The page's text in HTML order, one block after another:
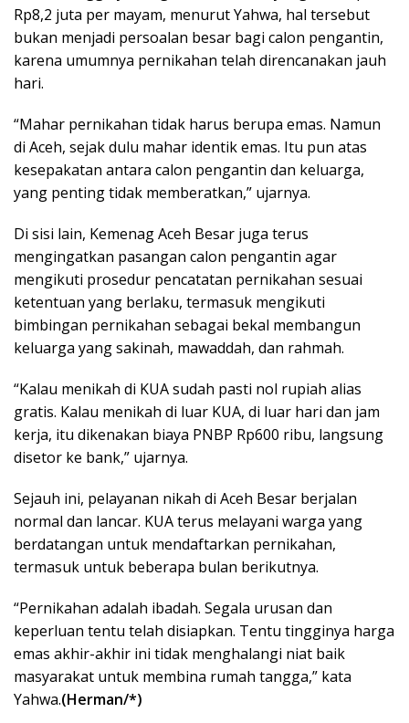
Rp8,2 juta per mayam, menurut Yahwa, hal tersebut
bukan menjadi persoalan besar bagi calon pengantin,
karena umumnya pernikahan telah direncanakan jauh
hari.
“Mahar pernikahan tidak harus berupa emas. Namun
di Aceh, sejak dulu mahar identik emas. Itu pun atas
kesepakatan antara calon pengantin dan keluarga,
yang penting tidak memberatkan,” ujarnya.
Di sisi lain, Kemenag Aceh Besar juga terus
mengingatkan pasangan calon pengantin agar
mengikuti prosedur pencatatan pernikahan sesuai
ketentuan yang berlaku, termasuk mengikuti
bimbingan pernikahan sebagai bekal membangun
keluarga yang sakinah, mawaddah, dan rahmah.
“Kalau menikah di KUA sudah pasti nol rupiah alias
gratis. Kalau menikah di luar KUA, di luar hari dan jam
kerja, itu dikenakan biaya PNBP Rp600 ribu, langsung
disetor ke bank,” ujarnya.
Sejauh ini, pelayanan nikah di Aceh Besar berjalan
normal dan lancar. KUA terus melayani warga yang
berdatangan untuk mendaftarkan pernikahan,
termasuk untuk beberapa bulan berikutnya.
“Pernikahan adalah ibadah. Segala urusan dan
keperluan tentu telah disiapkan. Tentu tingginya harga
emas akhir-akhir ini tidak menghalangi niat baik
masyarakat untuk membina rumah tangga,” kata
Yahwa.(Herman/*)